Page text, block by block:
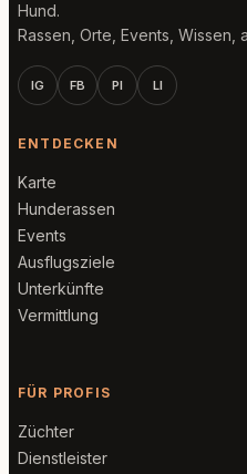
Hund.
Rassen, Orte, Events, Wissen,
IG FB PI LI
ENTDECKEN
Karte
Hunderassen
Events
Ausflugsziele
Unterkünfte
Vermittlung
FÜR PROFIS
Züchter
Dienstleister